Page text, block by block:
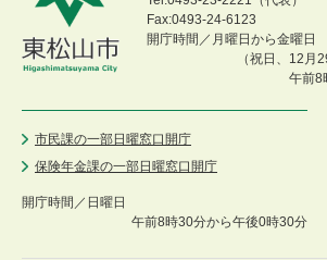
Fax:0493-24-6123
開庁時間／月曜日から金曜日
（祝日、12月
午前8
市民課の一部日曜窓口開庁
保険年金課の一部日曜窓口開庁
開庁時間／ 日曜日
午前8時30分から午後0時30分